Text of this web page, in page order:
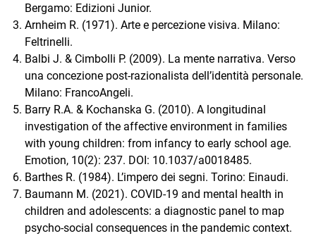
Bergamo: Edizioni Junior.
Arnheim R. (1971). Arte e percezione visiva. Milano:
Feltrinelli.
Balbi J. & Cimbolli P. (2009). La mente narrativa. Verso
una concezione post-razionalista dell’identità personale.
Milano: FrancoAngeli.
Barry R.A. & Kochanska G. (2010). A longitudinal
investigation of the affective environment in families
with young children: from infancy to early school age.
Emotion, 10(2): 237. DOI: 10.1037/a0018485.
Barthes R. (1984). L’impero dei segni. Torino: Einaudi.
Baumann M. (2021). COVID-19 and mental health in
children and adolescents: a diagnostic panel to map
psycho-social consequences in the pandemic context.